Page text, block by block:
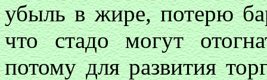
убыль в жире, потерю
что стадо могут
потому для развития